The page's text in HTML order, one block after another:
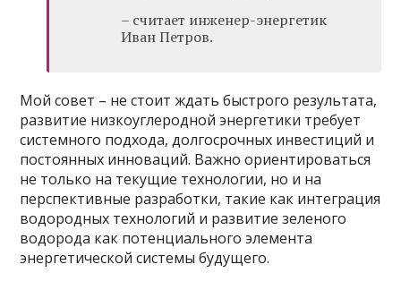
– считает инженер-энергетик
Иван Петров.
Мой совет – не стоит ждать быстрого результата,
развитие низкоуглеродной энергетики требует
системного подхода, долгосрочных инвестиций и
постоянных инноваций. Важно ориентироваться
не только на текущие технологии, но и на
перспективные разработки, такие как интеграция
водородных технологий и развитие зеленого
водорода как потенциального элемента
энергетической системы будущего.